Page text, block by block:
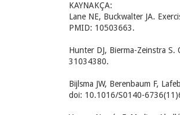
KAYNAKÇA:
Lane NE, Buckwalter JA.
PMID: 10503663.
Hunter DJ, Bierma-Zeinstra
31034380.
Bijlsma JW, Berenbaum F,
doi: 10.1016/S0140-